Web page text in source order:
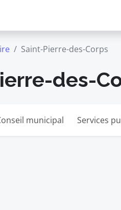
Saint-Pierre-des-Corps
des-
municipal Services